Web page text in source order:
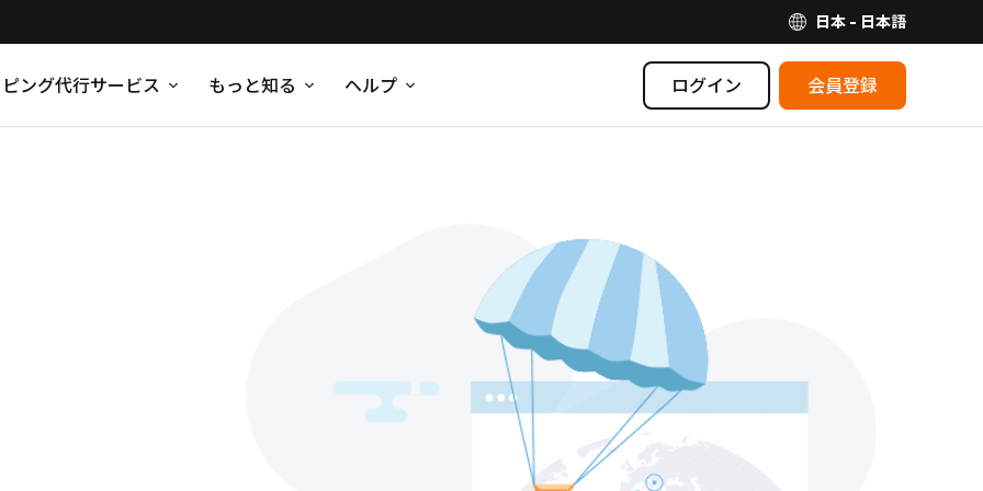
日本 - 日本語
ング代行サービス もっと知る ヘルプ ログイン 会員登録